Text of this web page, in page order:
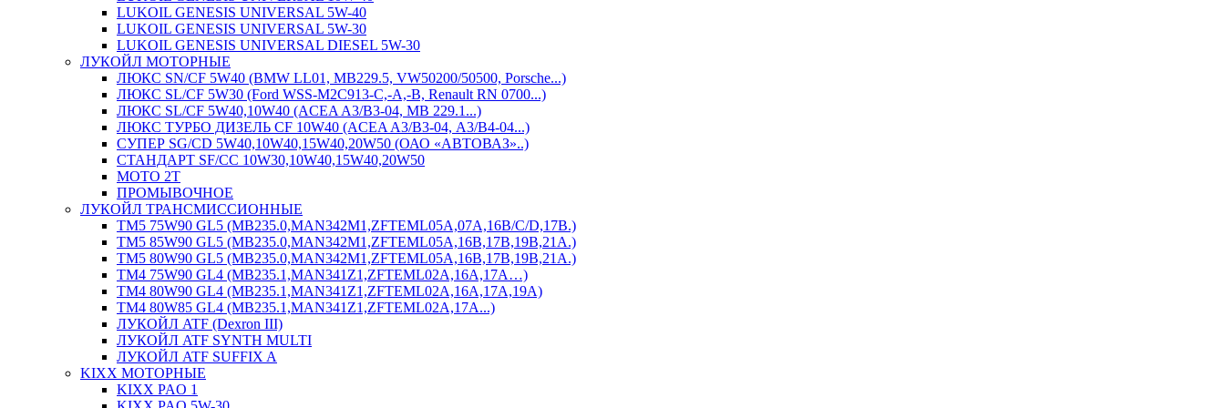
LUKOIL GENESIS UNIVERSAL 5W-40
LUKOIL GENESIS UNIVERSAL 5W-30
LUKOIL GENESIS UNIVERSAL DIESEL 5W-30
ЛУКОЙЛ МОТОРНЫЕ
ЛЮКС SN/CF 5W40 (BMW LL01, MB229.5, VW50200/50500, Porsche...)
ЛЮКС SL/CF 5W30 (Ford WSS-M2C913-C,-А,-В, Renault RN 0700...)
ЛЮКС SL/CF 5W40,10W40 (ACEA A3/B3-04, MB 229.1...)
ЛЮКС ТУРБО ДИЗЕЛЬ CF 10W40 (ACEA A3/B3-04, А3/B4-04...)
СУПЕР SG/CD 5W40,10W40,15W40,20W50 (ОАО «АВТОВАЗ»..)
СТАНДАРТ SF/CC 10W30,10W40,15W40,20W50
МОТО 2Т
ПРОМЫВОЧНОЕ
ЛУКОЙЛ TРАНСМИССИОННЫЕ
ТМ5 75W90 GL5 (MB235.0,MAN342М1,ZFTEML05A,07A,16B/C/D,17B.)
ТМ5 85W90 GL5 (MB235.0,MAN342М1,ZFTEML05A,16B,17B,19B,21А.)
ТМ5 80W90 GL5 (MB235.0,MAN342М1,ZFTEML05A,16B,17B,19B,21А.)
ТМ4 75W90 GL4 (MB235.1,MAN341Z1,ZFTEML02A,16A,17A…)
ТМ4 80W90 GL4 (MB235.1,MAN341Z1,ZFTEML02A,16A,17A,19A)
ТМ4 80W85 GL4 (MB235.1,MAN341Z1,ZFTEML02A,17A...)
ЛУКОЙЛ ATF (Dexron III)
ЛУКОЙЛ ATF SYNTH MULTI
ЛУКОЙЛ ATF SUFFIX A
KIXX МОТОРНЫЕ
KIXX PAO 1